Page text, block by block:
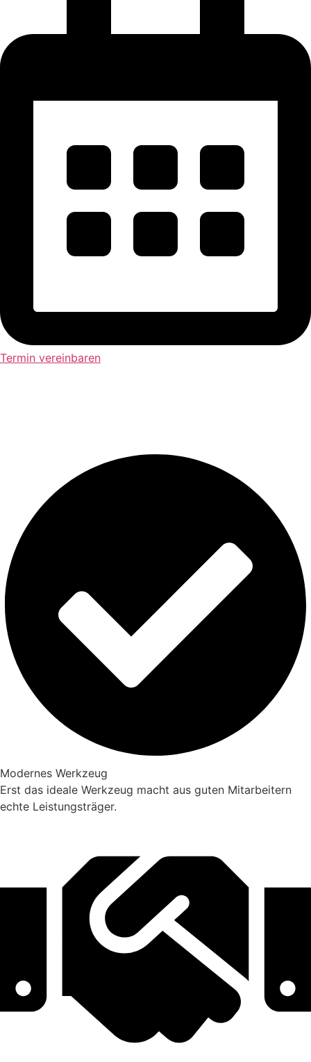
Termin vereinbaren
Modernes Werkzeug
Erst das ideale Werkzeug macht aus guten Mitarbeitern
echte Leistungsträger.